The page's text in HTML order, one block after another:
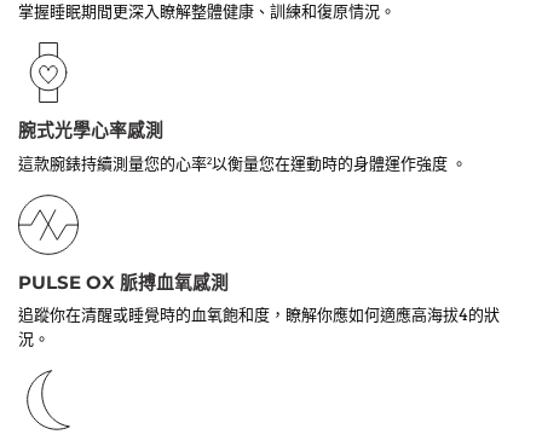
掌握睡眠期間更深入瞭解整體健康、訓練和復原情況。
腕式光學心率感測
這款腕錶持續測量您的心率2以衡量您在運動時的身體運作強度 。
PULSE OX 脈搏血氧感測
追蹤你在清醒或睡覺時的血氧飽和度，瞭解你應如何適應高海拔4的狀
況。